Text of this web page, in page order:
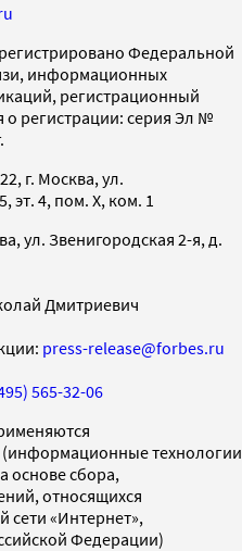
Федеральной
информационных
регистрационный
регистрации: серия Эл №
г. Москва, ул.
эт. 4, пом. X, ком. 1
ул. Звенигородская 2-я, д.
Дмитриевич
press-release@forbes.ru
565-32-06
технологии
основе сбора,
относящихся
сети «Интернет»,
Федерации)